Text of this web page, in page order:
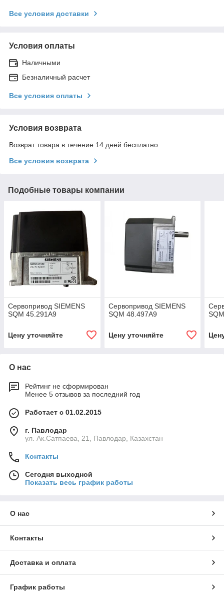
Все условия доставки
Условия оплаты
Наличными
Безналичный расчет
Все условия оплаты
Условия возврата
Возврат товара в течение 14 дней бесплатно
Все условия возврата
Подобные товары компании
Сервопривод SIEMENS
SQM 45.291А9
Цену уточняйте
Сервопривод SIEMENS
SQM 48.497А9
Цену уточняйте
О нас
Рейтинг не сформирован
Менее 5 отзывов за последний год
Работает с 01.02.2015
г. Павлодар
ул. Ак.Сатпаева, 21, Павлодар, Казахстан
Контакты
Сегодня выходной
Показать весь график работы
О нас
Контакты
Доставка и оплата
График работы